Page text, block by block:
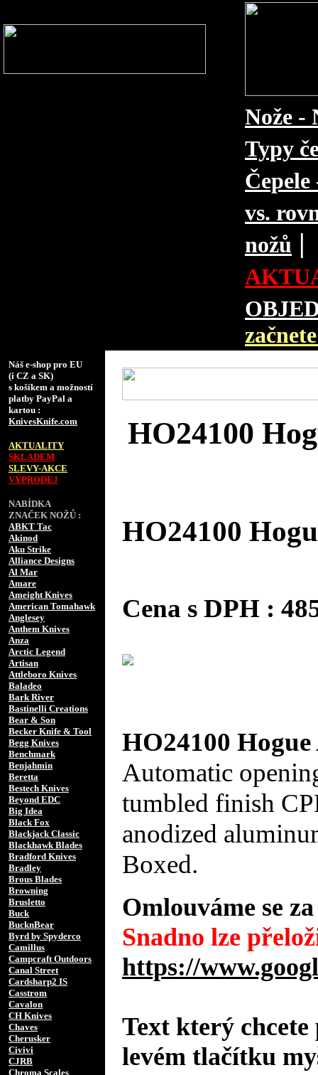
Nože -
Typy
vs.
nožů |
Náš e-shop pro EU
(i CZ a SK)
s košíkem a možností
platby PayPal a
kartou :
KnivesKnife.com
AKTUALITY
SKLADEM
SLEVY-AKCE
VÝPRODEJ
NABÍDKA
ZNAČEK NOŽŮ :
ABKT Tac
Akinod
Aku Strike
Alliance Designs
Al Mar
Amare
Ameight Knives
American Tomahawk
Anglesey
Anthem Knives
Anza
Arctic Legend
Artisan
Attleboro Knives
Baladeo
Bark River
Bastinelli Creations
Bear & Son
Becker Knife & Tool
Begg Knives
Benchmark
Benjahmin
Beretta
Bestech Knives
Beyond EDC
Big Idea
Black Fox
Blackjack Classic
Blackhawk Blades
Bradford Knives
Bradley
Brous Blades
Browning
Brusletto
Buck
BucknBear
Byrd by Spyderco
Camillus
Campcraft Outdoors
Canal Street
Cardsharp2 IS
Casstrom
Cavalon
CH Knives
Chaves
Cherusker
Civivi
CJRB
Chroma Scales
HO24100
HO24100
Cena s DPH :
HO24100
Automatic
tumbled finish
anodized
Boxed.
Omlouváme se
Snadno lze
https://
Text který
levém tlačítku